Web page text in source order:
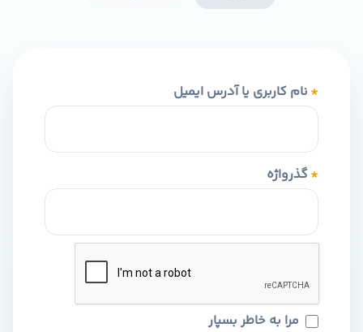
*
*
مرا به خاطر بسپار